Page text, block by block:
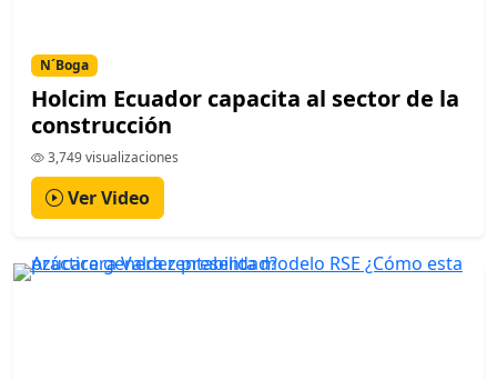
N´Boga
Holcim Ecuador capacita al sector de la
construcción
3,749 visualizaciones
Ver Video